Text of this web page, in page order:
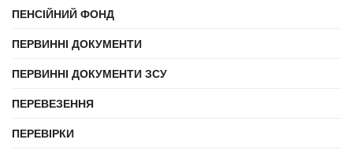
ПЕНСІЙНИЙ ФОНД
ПЕРВИННІ ДОКУМЕНТИ
ПЕРВИННІ ДОКУМЕНТИ ЗСУ
ПЕРЕВЕЗЕННЯ
ПЕРЕВІРКИ